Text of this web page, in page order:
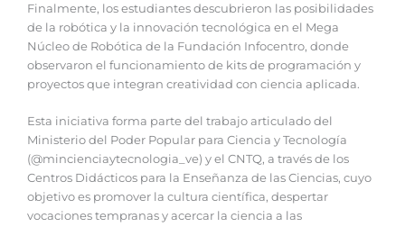
‎Finalmente, los estudiantes descubrieron las posibilidades
de la robótica y la innovación tecnológica en el Mega
Núcleo de Robótica de la Fundación Infocentro, donde
observaron el funcionamiento de kits de programación y
proyectos que integran creatividad con ciencia aplicada.
‎Esta iniciativa forma parte del trabajo articulado del
Ministerio del Poder Popular para Ciencia y Tecnología
(@mincienciaytecnologia_ve) y el CNTQ, a través de los
Centros Didácticos para la Enseñanza de las Ciencias, cuyo
objetivo es promover la cultura científica, despertar
vocaciones tempranas y acercar la ciencia a las